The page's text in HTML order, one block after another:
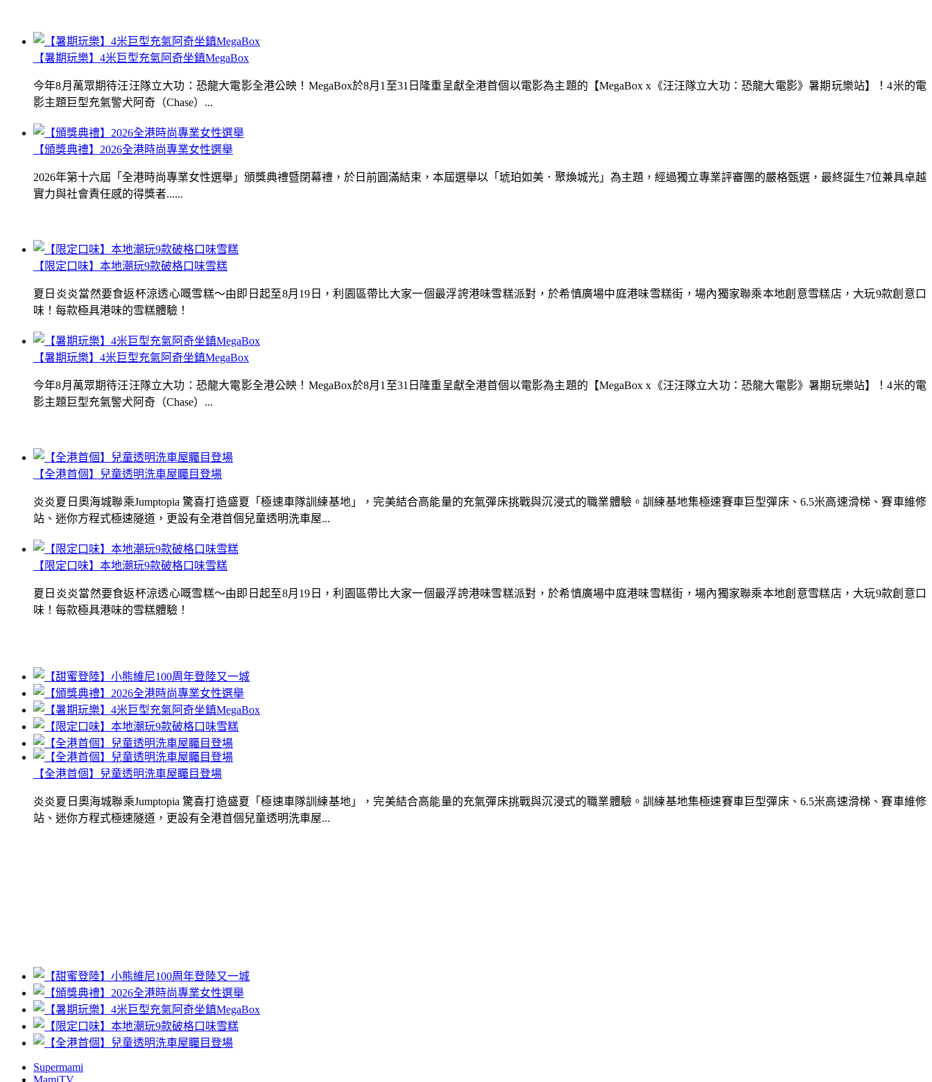
【暑期玩樂】4米巨型充氣阿奇坐鎮MegaBox
今年8月萬眾期待汪汪隊立大功：恐龍大電影全港公映！MegaBox於8月1至31日隆重呈獻全港首個以電影為主題的【MegaBox x《汪汪隊立大功：恐龍大電影》暑期玩樂站】！4米的電
影主題巨型充氣警犬阿奇（Chase）...
【限定口味】本地潮玩9款破格口味雪糕
夏日炎炎當然要食返杯涼透心嘅雪糕～由即日起至8月19日，利園區帶比大家一個最浮誇港味雪糕派對，於希慎廣場中庭港味雪糕街，場內獨家聯乘本地創意雪糕店，大玩9款創意口
味！每款極具港味的雪糕體驗！
【全港首個】兒童透明洗車屋矚目登場
炎炎夏日奧海城聯乘Jumptopia 驚喜打造盛夏「極速車隊訓練基地」，完美結合高能量的充氣彈床挑戰與沉浸式的職業體驗。訓練基地集極速賽車巨型彈床、6.5米高速滑梯、賽車維修
站、迷你方程式極速隧道，更設有全港首個兒童透明洗車屋...
【頒獎典禮】2026全港時尚專業女性選舉
2026年第十六屆「全港時尚專業女性選舉」頒獎典禮暨閉幕禮，於日前圓滿結束，本屆選舉以「琥珀如美．聚煥城光」為主題，經過獨立專業評審團的嚴格甄選，最終誕生7位兼具卓越
實力與社會責任感的得獎者......
【暑期玩樂】4米巨型充氣阿奇坐鎮MegaBox
今年8月萬眾期待汪汪隊立大功：恐龍大電影全港公映！MegaBox於8月1至31日隆重呈獻全港首個以電影為主題的【MegaBox x《汪汪隊立大功：恐龍大電影》暑期玩樂站】！4米的電
影主題巨型充氣警犬阿奇（Chase）...
【限定口味】本地潮玩9款破格口味雪糕
夏日炎炎當然要食返杯涼透心嘅雪糕～由即日起至8月19日，利園區帶比大家一個最浮誇港味雪糕派對，於希慎廣場中庭港味雪糕街，場內獨家聯乘本地創意雪糕店，大玩9款創意口
味！每款極具港味的雪糕體驗！
【全港首個】兒童透明洗車屋矚目登場
炎炎夏日奧海城聯乘Jumptopia 驚喜打造盛夏「極速車隊訓練基地」，完美結合高能量的充氣彈床挑戰與沉浸式的職業體驗。訓練基地集極速賽車巨型彈床、6.5米高速滑梯、賽車維修
站、迷你方程式極速隧道，更設有全港首個兒童透明洗車屋...
Supermami
MamiTV